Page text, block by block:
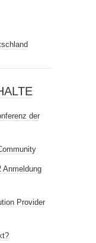
der
Anmeldung
Provider